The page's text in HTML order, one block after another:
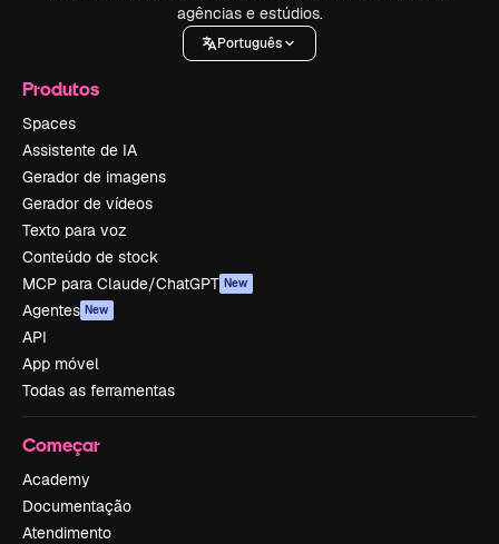
agências e estúdios.
Português
Produtos
Spaces
Assistente de IA
Gerador de imagens
Gerador de vídeos
Texto para voz
Conteúdo de stock
MCP para Claude/ChatGPT New
Agentes New
API
App móvel
Todas as ferramentas
Começar
Academy
Documentação
Atendimento